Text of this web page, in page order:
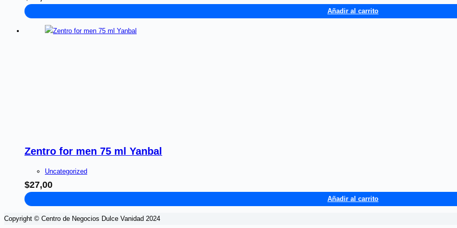
Añadir al carrito
Zentro for men 75 ml Yanbal
Uncategorized
$27,00
Añadir al carrito
Copyright © Centro de Negocios Dulce Vanidad 2024